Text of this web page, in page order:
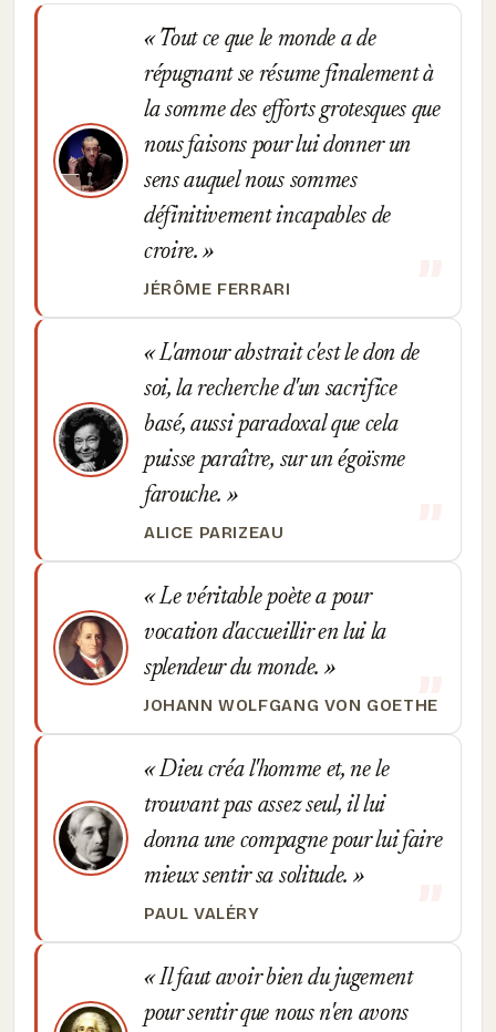
Tout ce que le monde a de
répugnant se résume finalement à
la somme des efforts grotesques que
nous faisons pour lui donner un
sens auquel nous sommes
définitivement incapables de
croire.
JÉRÔME FERRARI
L'amour abstrait c'est le don de
soi, la recherche d'un sacrifice
basé, aussi paradoxal que cela
puisse paraître, sur un égoïsme
farouche.
ALICE PARIZEAU
Le véritable poète a pour
vocation d'accueillir en lui la
splendeur du monde.
JOHANN WOLFGANG VON GOETHE
Dieu créa l'homme et, ne le
trouvant pas assez seul, il lui
donna une compagne pour lui faire
mieux sentir sa solitude.
PAUL VALÉRY
Il faut avoir bien du jugement
pour sentir que nous n'en avons